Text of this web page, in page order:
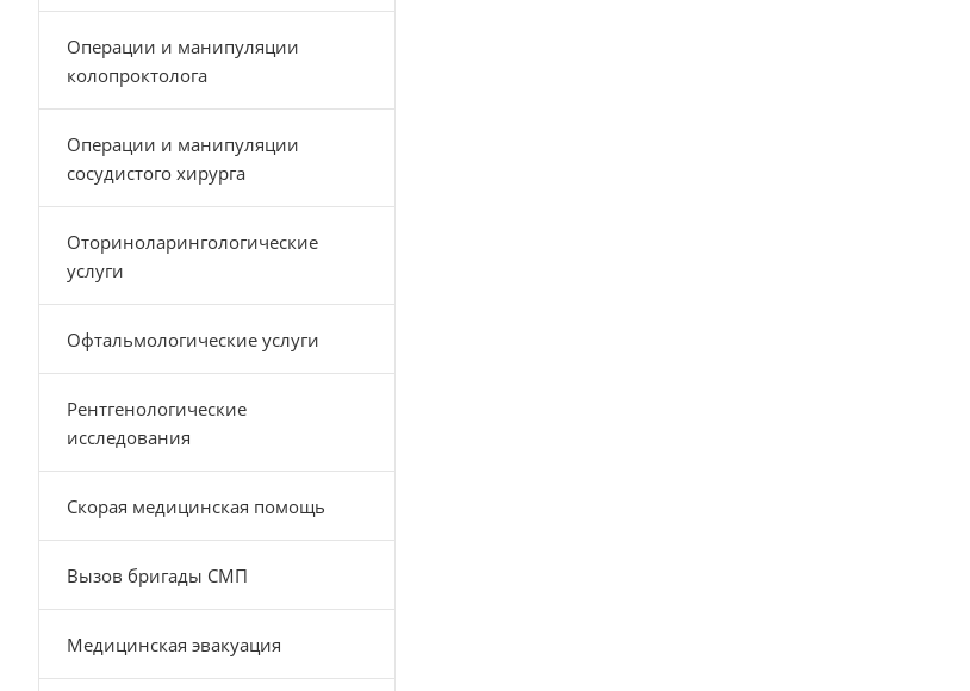
Операции и манипуляции
колопроктолога
Операции и манипуляции
сосудистого хирурга
Оториноларингологические
услуги
Офтальмологические услуги
Рентгенологические
исследования
Скорая медицинская помощь
Вызов бригады СМП
Медицинская эвакуация